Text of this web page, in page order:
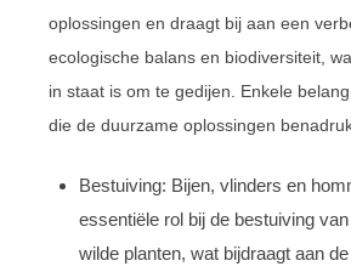
oplossingen en draagt bij aan een
ecologische balans en biodiversiteit,
in staat is om te gedijen. Enkele
die de duurzame oplossingen
Bestuiving: Bijen, vlinders en
essentiële rol bij de bestuiving
wilde planten, wat bijdraagt aan